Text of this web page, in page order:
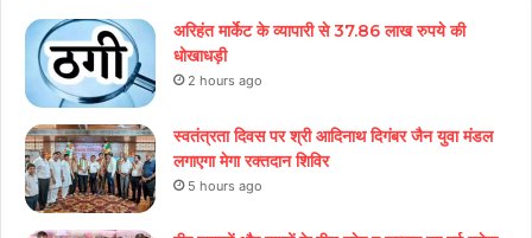
अरिहंत मार्केट के व्यापारी से 37.86 लाख रुपये की
धोखाधड़ी
2 hours ago
स्वतंत्रता दिवस पर श्री आदिनाथ दिगंबर जैन युवा मंडल
लगाएगा मेगा रक्तदान शिविर
5 hours ago